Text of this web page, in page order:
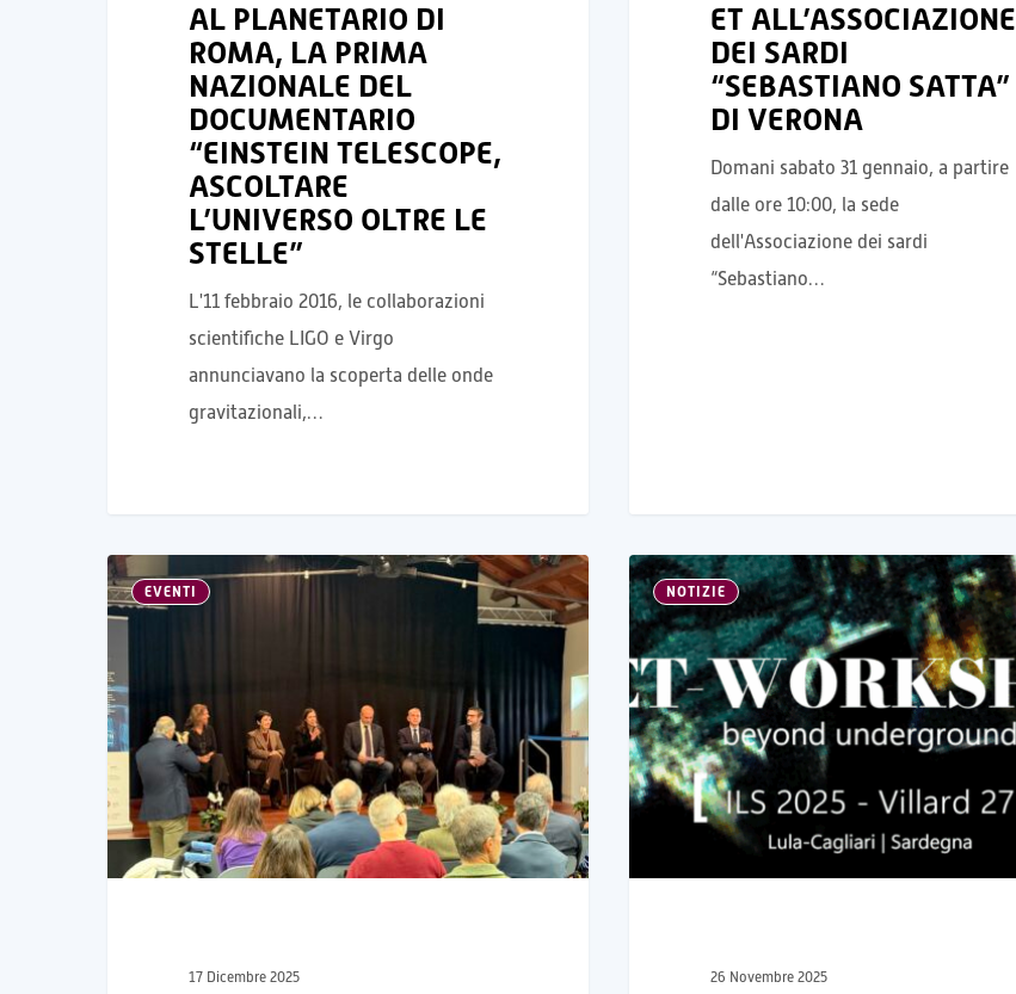
AL PLANETARIO DI
ROMA, LA PRIMA
NAZIONALE DEL
DOCUMENTARIO
“EINSTEIN TELESCOPE,
ASCOLTARE
L’UNIVERSO OLTRE LE
STELLE”
L'11 febbraio 2016, le collaborazioni
scientifiche LIGO e Virgo
annunciavano la scoperta delle onde
gravitazionali,…
ET ALL’ASSOCIAZIONE
DEI SARDI
“SEBASTIANO SATTA”
DI VERONA
Domani sabato 31 gennaio, a partire
dalle ore 10:00, la sede
dell'Associazione dei sardi
“Sebastiano…
EVENTI
17 Dicembre 2025
NOTIZIE
26 Novembre 2025